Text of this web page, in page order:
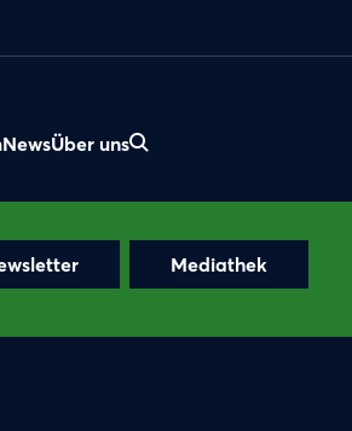
NewsÜber uns
Mediathek